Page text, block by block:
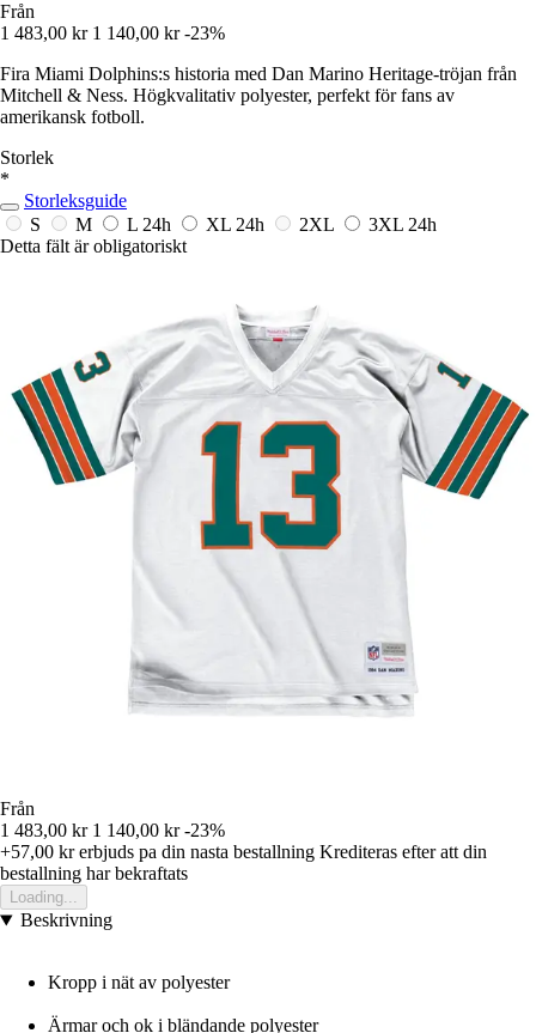
Från
1 483,00 kr 1 140,00 kr -23%
Fira Miami Dolphins:s historia med Dan Marino Heritage-tröjan från
Mitchell & Ness. Högkvalitativ polyester, perfekt för fans av
amerikansk fotboll.
Storlek
*
Storleksguide
S
M L 24h XL 24h 2XL 3XL 24h
Detta fält är obligatoriskt
Från
1 483,00 kr 1 140,00 kr -23%
+57,00 krerbjuds pa din nasta bestallning Krediteras efter att din
bestallning har bekraftats
Loading...
Beskrivning
Kropp i nät av polyester
Ärmar och ok i bländande polyester